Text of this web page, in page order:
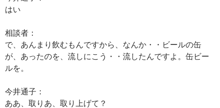
はい
相談者：
で、あんまり飲むもんですから、なんか・・ビールの缶
が、あったのを、流しにこう・・流したんですよ。缶ビー
ルを。
今井通子：
ああ、取りあ、取り上げて？